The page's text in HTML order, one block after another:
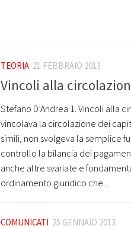
TEORIA 21 FEBBRAIO 2013
Vincoli alla
Stefano D’Andrea 1. Vincoli alla
vincolava la circolazione dei
simili, non svolgeva la semplice
controllo la bilancia dei
anche altre svariate e
ordinamento giuridico che...
COMUNICATI 25 GENNAIO 2013